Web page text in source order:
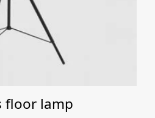
floor lamp